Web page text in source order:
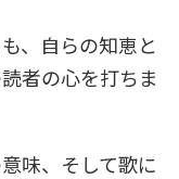
、自らの知恵と
者の心を打ちま
味、そして歌に